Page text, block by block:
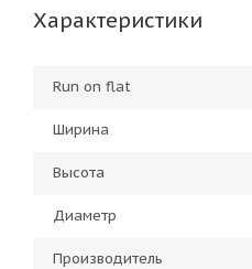
Характеристики
Run on flat
Ширина
Высота
Диаметр
Производитель